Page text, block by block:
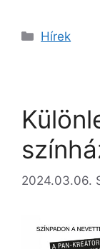
Hírek
2024.03.06.